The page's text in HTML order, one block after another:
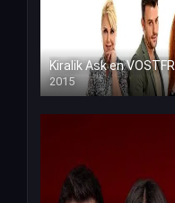
Kiralik Ask en VOSTFR
2015